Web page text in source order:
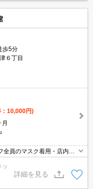
歩5分
６丁目
10,000円)
月
員のマスク着用・店内換
【外出自粛】のお客様にも
談可能です。
ッ
詳細を見る